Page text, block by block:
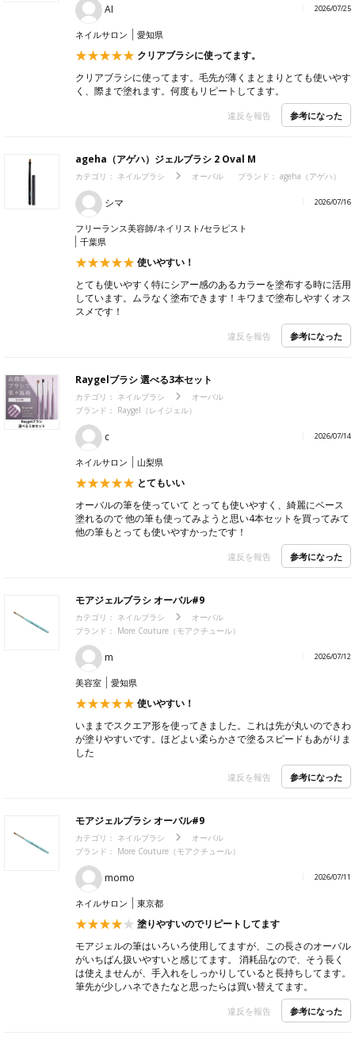
AI 2026/07/25
ネイルサロン 愛知県
クリアブラシに使ってます。
クリアブラシに使ってます。毛先が薄くまとまりとても使いやす
く、際まで塗れます。何度もリピートしてます。
違反を報告 参考になった
ageha（アゲハ）ジェルブラシ 2 Oval M
カテゴリ： ネイルブラシ オーバル ブランド： ageha（アゲハ）
シマ 2026/07/16
フリーランス美容師/ネイリスト/セラピスト
千葉県
使いやすい！
とても使いやすく特にシアー感のあるカラーを塗布する時に活用
しています。ムラなく塗布できます！キワまで塗布しやすくオス
スメです！
違反を報告 参考になった
Raygelブラシ 選べる3本セット
カテゴリ： ネイルブラシ
オーバル
ブランド： Raygel（レイジェル）
c 2026/07/14
ネイルサロン 山梨県
とてもいい
オーバルの筆を使っていて とっても使いやすく、綺麗にベース
塗れるので 他の筆も使ってみようと思い4本セットを買ってみて
他の筆もとっても使いやすかったです！
違反を報告 参考になった
モアジェルブラシ オーバル#9
カテゴリ： ネイルブラシ
オーバル
ブランド： More Couture（モアクチュール）
m 2026/07/12
美容室 愛知県
使いやすい！
いままでスクエア形を使ってきました。これは先が丸いのできわ
が塗りやすいです。ほどよい柔らかさで塗るスピードもあがりま
した
違反を報告 参考になった
モアジェルブラシ オーバル#9
カテゴリ： ネイルブラシ
オーバル
ブランド： More Couture（モアクチュール）
momo 2026/07/11
ネイルサロン 東京都
塗りやすいのでリピートしてます
モアジェルの筆はいろいろ使用してますが、この長さのオーバル
がいちばん扱いやすいと感じてます。 消耗品なので、そう長く
は使えませんが、手入れをしっかりしていると長持ちしてます。
筆先が少しハネできたなと思ったらは買い替えてます。
違反を報告 参考になった